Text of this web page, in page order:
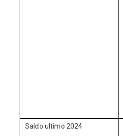
Saldo ultimo 2024